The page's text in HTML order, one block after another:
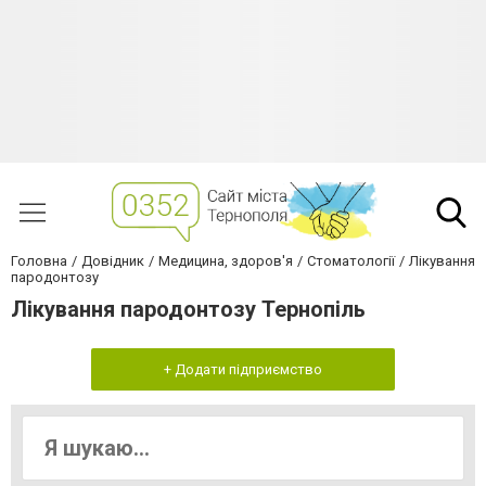
Головна Довідник Медицина, здоров'я Стоматології
Лікування
пародонтозу
Лікування пародонтозу Тернопiль
+ Додати підприємство